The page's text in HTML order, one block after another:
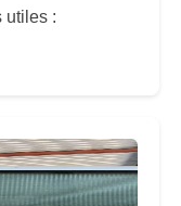
utiles :